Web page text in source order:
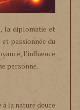
la diplomatie et
et passionnée du
l’influence
personne.
à la nature douce